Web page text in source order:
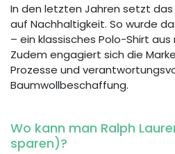
In den letzten Jahren setzt
auf Nachhaltigkeit. So wurde
– ein klassisches Polo-Shirt
Zudem engagiert sich die
Prozesse und
Baumwollbeschaffung.
Wo kann man Ralph
sparen)?